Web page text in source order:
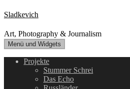
Zum
Inhalt
springen
Sladkevich
Art, Photography & Journalism
Menü und Widgets
Projekte
Stummer Schrei
Das Echo